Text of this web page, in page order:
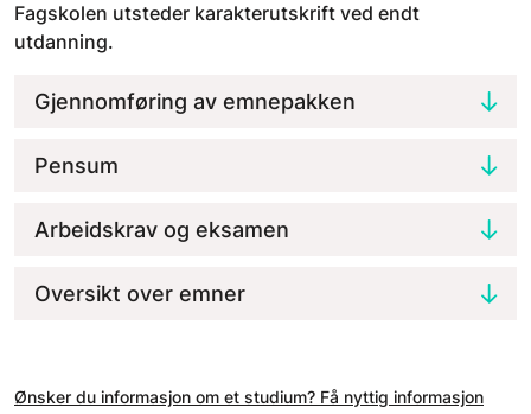
Fagskolen utsteder karakterutskrift ved endt
utdanning.
Gjennomføring av emnepakken
Pensum
Arbeidskrav og eksamen
Oversikt over emner
Ønsker du informasjon om et studium? Få nyttig informasjon